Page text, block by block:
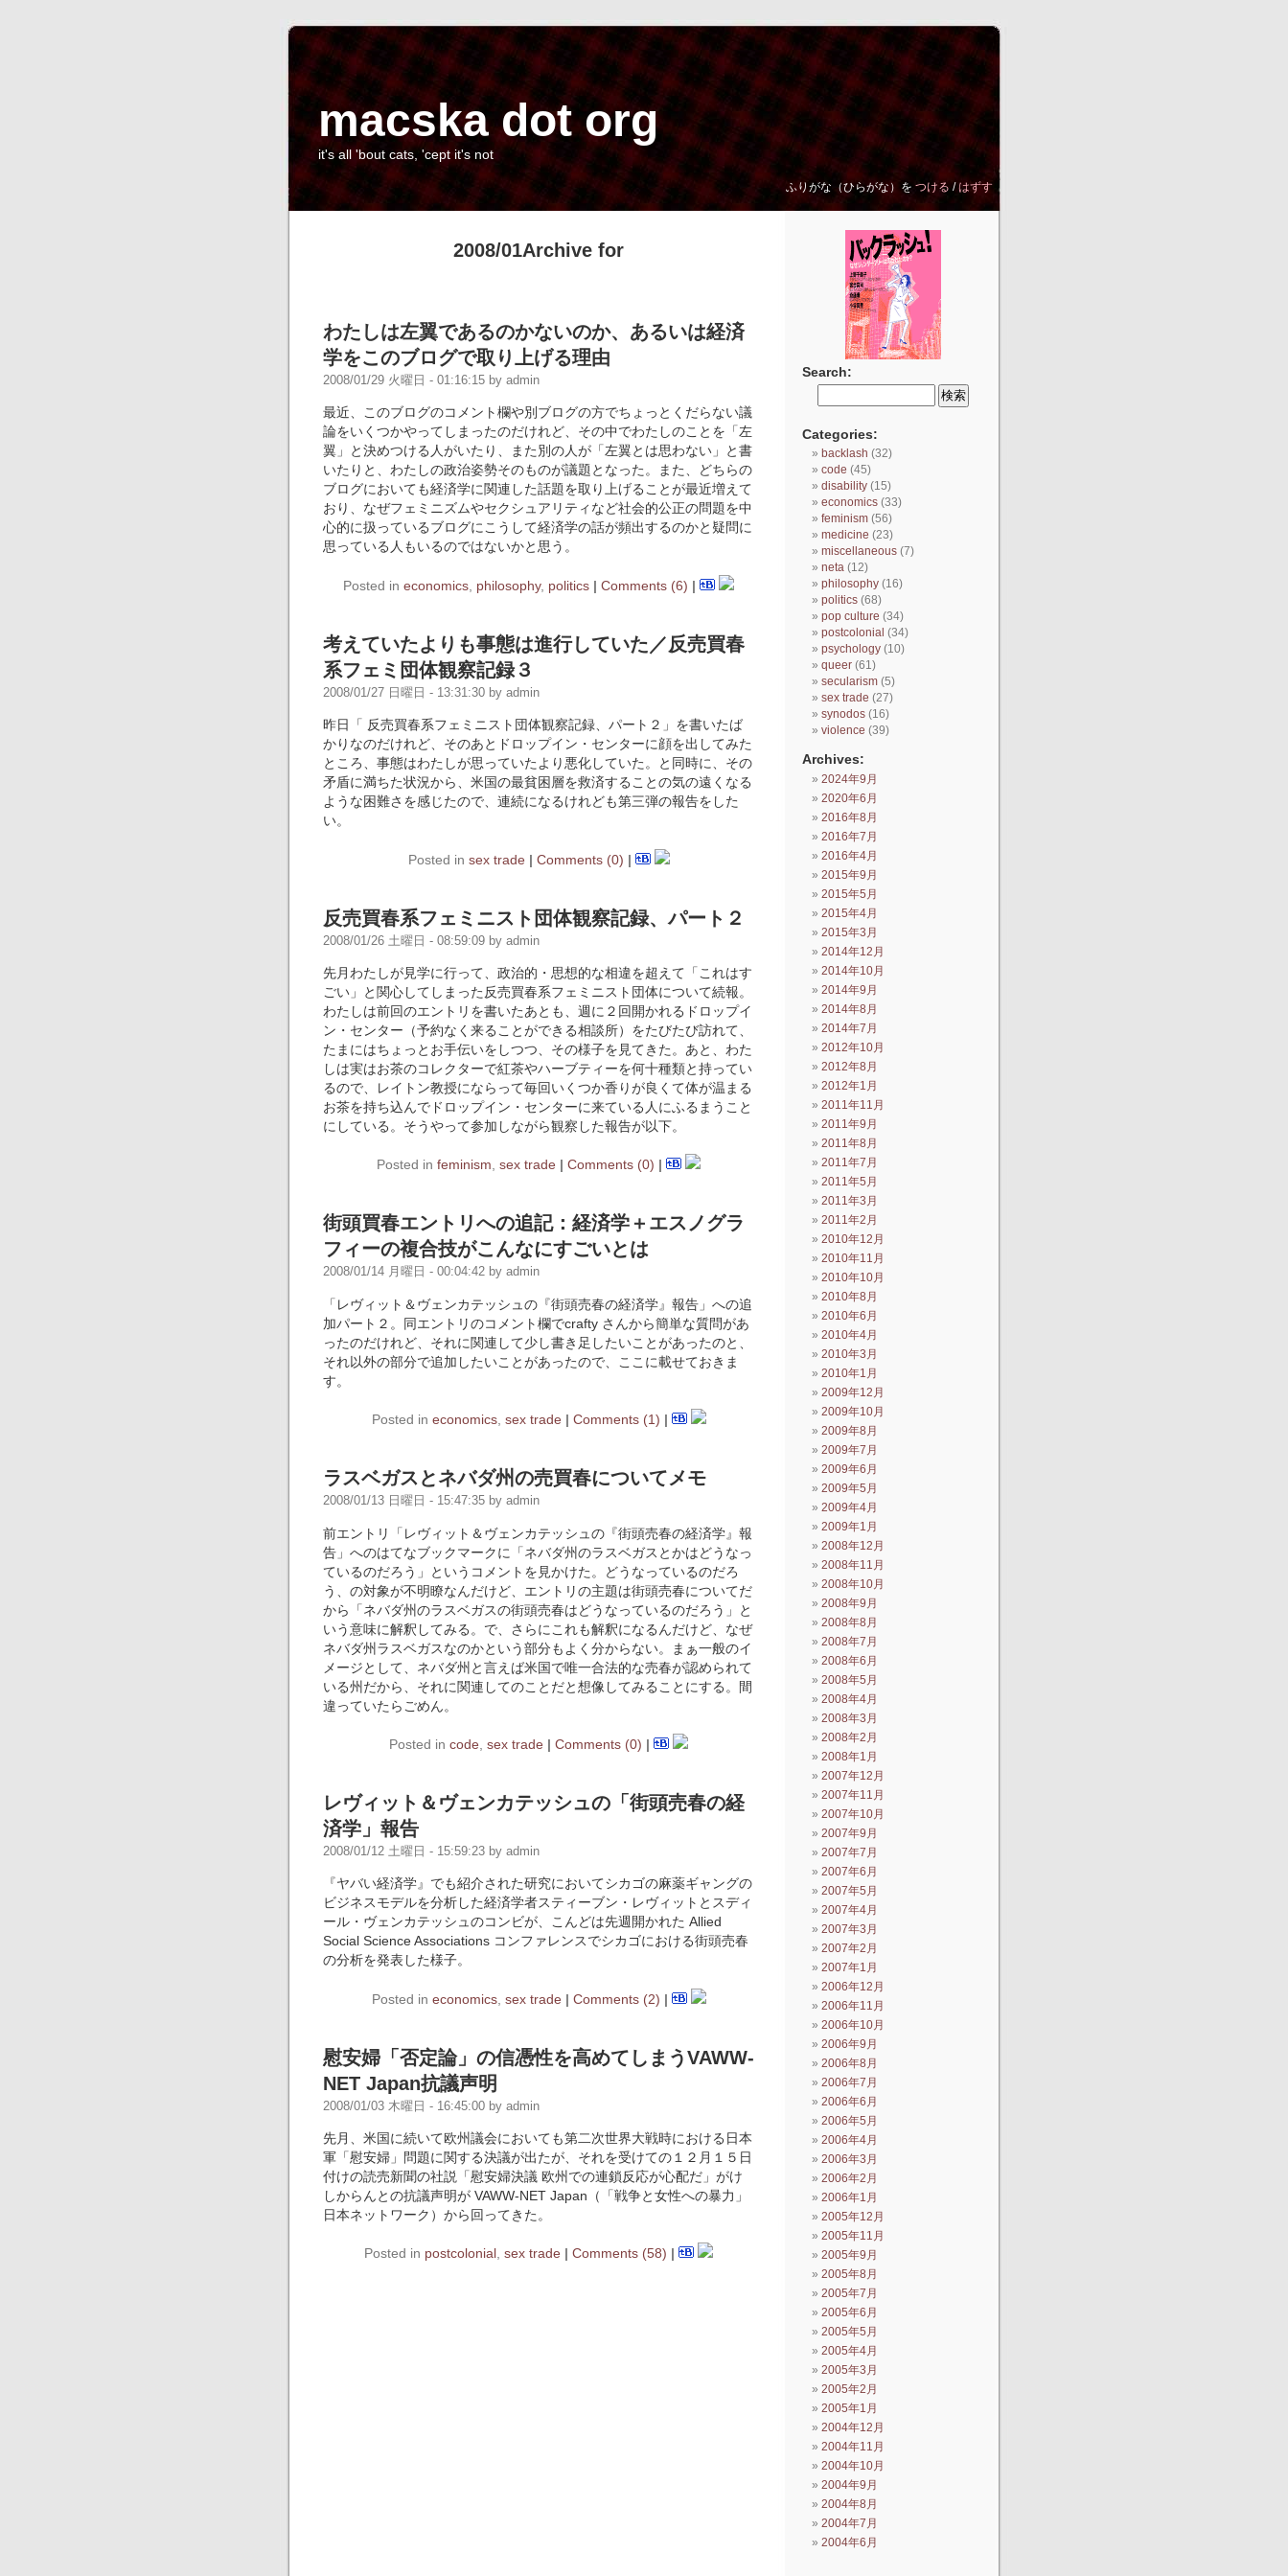
macska dot org
it's all 'bout cats, 'cept it's not
ふりがな（ひらがな）を つける/はずす
2008/01Archive for
わたしは左翼であるのかないのか、あるいは経済
学をこのブログで取り上げる理由
2008/01/29 火曜日 - 01:16:15 by admin
最近、このブログのコメント欄や別ブログの方でちょっとくだらない議
論をいくつかやってしまったのだけれど、その中でわたしのことを「左
翼」と決めつける人がいたり、また別の人が「左翼とは思わない」と書
いたりと、わたしの政治姿勢そのものが議題となった。また、どちらの
ブログにおいても経済学に関連した話題を取り上げることが最近増えて
おり、なぜフェミニズムやセクシュアリティなど社会的公正の問題を中
心的に扱っているブログにこうして経済学の話が頻出するのかと疑問に
思っている人もいるのではないかと思う。
Posted in economics philosophy, politics | Comments (6) |
考えていたよりも事態は進行していた／反売買春
系フェミ団体観察記録３
2008/01/27 日曜日 - 13:31:30 by admin
昨日「 反売買春系フェミニスト団体観察記録、パート２」を書いたば
かりなのだけれど、そのあとドロップイン・センターに顔を出してみた
ところ、事態はわたしが思っていたより悪化していた。と同時に、その
矛盾に満ちた状況から、米国の最貧困層を救済することの気の遠くなる
ような困難さを感じたので、連続になるけれども第三弾の報告をした
い。
Posted in sex trade | Comments (0) |
反売買春系フェミニスト団体観察記録、パート２
2008/01/26 土曜日 - 08:59:09 by admin
先月わたしが見学に行って、政治的・思想的な相違を超えて「これはす
ごい」と関心してしまった反売買春系フェミニスト団体について続報。
わたしは前回のエントリを書いたあとも、週に２回開かれるドロップイ
ン・センター（予約なく来ることができる相談所）をたびたび訪れて、
たまにはちょっとお手伝いをしつつ、その様子を見てきた。あと、わた
しは実はお茶のコレクターで紅茶やハーブティーを何十種類と持ってい
るので、レイトン教授にならって毎回いくつか香りが良くて体が温まる
お茶を持ち込んでドロップイン・センターに来ている人にふるまうこと
にしている。そうやって参加しながら観察した報告が以下。
Posted in feminism, sex trade | Comments (0) |
街頭買春エントリへの追記：経済学＋エスノグラ
フィーの複合技がこんなにすごいとは
2008/01/14 月曜日 - 00:04:42 by admin
「レヴィット＆ヴェンカテッシュの『街頭売春の経済学』報告」への追
加パート２。同エントリのコメント欄でcrafty さんから簡単な質問があ
ったのだけれど、それに関連して少し書き足したいことがあったのと、
それ以外の部分で追加したいことがあったので、ここに載せておきま
す。
Posted in economics, sex trade | Comments (1) |
ラスベガスとネバダ州の売買春についてメモ
2008/01/13 日曜日 - 15:47:35 by admin
前エントリ「レヴィット＆ヴェンカテッシュの『街頭売春の経済学』報
告」へのはてなブックマークに「ネバダ州のラスベガスとかはどうなっ
ているのだろう」というコメントを見かけた。どうなっているのだろ
う、の対象が不明瞭なんだけど、エントリの主題は街頭売春についてだ
から「ネバダ州のラスベガスの街頭売春はどうなっているのだろう」と
いう意味に解釈してみる。で、さらにこれも解釈になるんだけど、なぜ
ネバダ州ラスベガスなのかという部分もよく分からない。まぁ一般のイ
メージとして、ネバダ州と言えば米国で唯一合法的な売春が認められて
いる州だから、それに関連してのことだと想像してみることにする。間
違っていたらごめん。
Posted in code sex trade | Comments (0) |
レヴィット＆ヴェンカテッシュの「街頭売春の経
済学」報告
2008/01/12 土曜日 - 15:59:23 by admin
『ヤバい経済学』でも紹介された研究においてシカゴの麻薬ギャングの
ビジネスモデルを分析した経済学者スティーブン・レヴィットとスディ
ール・ヴェンカテッシュのコンビが、こんどは先週開かれた Allied
Social Science Associations コンファレンスでシカゴにおける街頭売春
の分析を発表した様子。
Posted in economics, sex trade | Comments (2) |
慰安婦「否定論」の信憑性を高めてしまうVAWW-
NET Japan抗議声明
2008/01/03 木曜日 - 16:45:00 by admin
先月、米国に続いて欧州議会においても第二次世界大戦時における日本
軍「慰安婦」問題に関する決議が出たが、それを受けての１２月１５日
付けの読売新聞の社説「慰安婦決議 欧州での連鎖反応が心配だ」がけ
しからんとの抗議声明が VAWW-NET Japan（「戦争と女性への暴力」
日本ネットワーク）から回ってきた。
Posted in postcolonial, sex trade | Comments (58) |
Search:
Categories:
backlash (32)
code (45)
disability (15)
economics (33)
feminism (56)
medicine (23)
miscellaneous (7)
neta (12)
philosophy (16)
politics (68)
pop culture (34)
postcolonial (34)
psychology (10)
queer (61)
secularism (5)
sex trade (27)
synodos (16)
violence (39)
Archives:
2024年9月
2020年6月
2016年8月
2016年7月
2016年4月
2015年9月
2015年5月
2015年4月
2015年3月
2014年12月
2014年10月
2014年9月
2014年8月
2014年7月
2012年10月
2012年8月
2012年1月
2011年11月
2011年9月
2011年8月
2011年7月
2011年5月
2011年3月
2011年2月
2010年12月
2010年11月
2010年10月
2010年8月
2010年6月
2010年4月
2010年3月
2010年1月
2009年12月
2009年10月
2009年8月
2009年7月
2009年6月
2009年5月
2009年4月
2009年1月
2008年12月
2008年11月
2008年10月
2008年9月
2008年8月
2008年7月
2008年6月
2008年5月
2008年4月
2008年3月
2008年2月
2008年1月
2007年12月
2007年11月
2007年10月
2007年9月
2007年7月
2007年6月
2007年5月
2007年4月
2007年3月
2007年2月
2007年1月
2006年12月
2006年11月
2006年10月
2006年9月
2006年8月
2006年7月
2006年6月
2006年5月
2006年4月
2006年3月
2006年2月
2006年1月
2005年12月
2005年11月
2005年9月
2005年8月
2005年7月
2005年6月
2005年5月
2005年4月
2005年3月
2005年2月
2005年1月
2004年12月
2004年11月
2004年10月
2004年9月
2004年8月
2004年7月
2004年6月